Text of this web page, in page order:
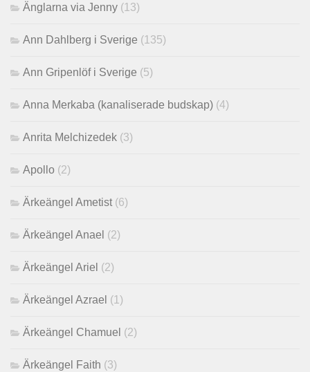
Änglarna via Jenny (13)
Ann Dahlberg i Sverige (135)
Ann Gripenlöf i Sverige (5)
Anna Merkaba (kanaliserade budskap) (4)
Anrita Melchizedek (3)
Apollo (2)
Ärkeängel Ametist(6)
Ärkeängel Anael (2)
Ärkeängel Ariel (2)
Ärkeängel Azrael (1)
Ärkeängel Chamuel (2)
Ärkeängel Faith (3)